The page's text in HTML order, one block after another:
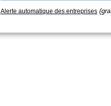
Alerte automatique des entreprises